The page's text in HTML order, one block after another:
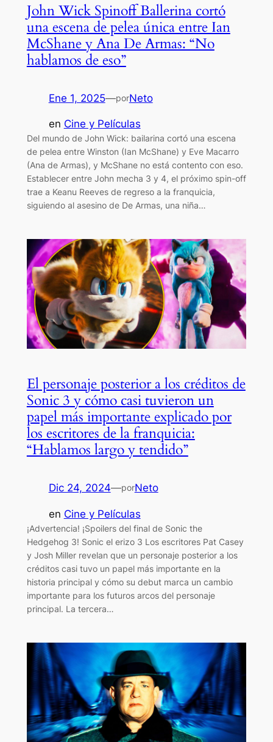
John Wick Spinoff Ballerina cortó
una escena de pelea única entre Ian
McShane y Ana De Armas: “No
hablamos de eso”
Ene 1, 2025—porNeto
en Cine y Películas
Del mundo de John Wick: bailarina cortó una escena
de pelea entre Winston (Ian McShane) y Eve Macarro
(Ana de Armas), y McShane no está contento con eso.
Establecer entre John mecha 3 y 4, el próximo spin-off
trae a Keanu Reeves de regreso a la franquicia,
siguiendo al asesino de De Armas, una niña…
El personaje posterior a los créditos de
Sonic 3 y cómo casi tuvieron un
papel más importante explicado por
los escritores de la franquicia:
“Hablamos largo y tendido”
Dic 24, 2024—porNeto
en Cine y Películas
¡Advertencia! ¡Spoilers del final de Sonic the
Hedgehog 3! Sonic el erizo 3 Los escritores Pat Casey
y Josh Miller revelan que un personaje posterior a los
créditos casi tuvo un papel más importante en la
historia principal y cómo su debut marca un cambio
importante para los futuros arcos del personaje
principal. La tercera…